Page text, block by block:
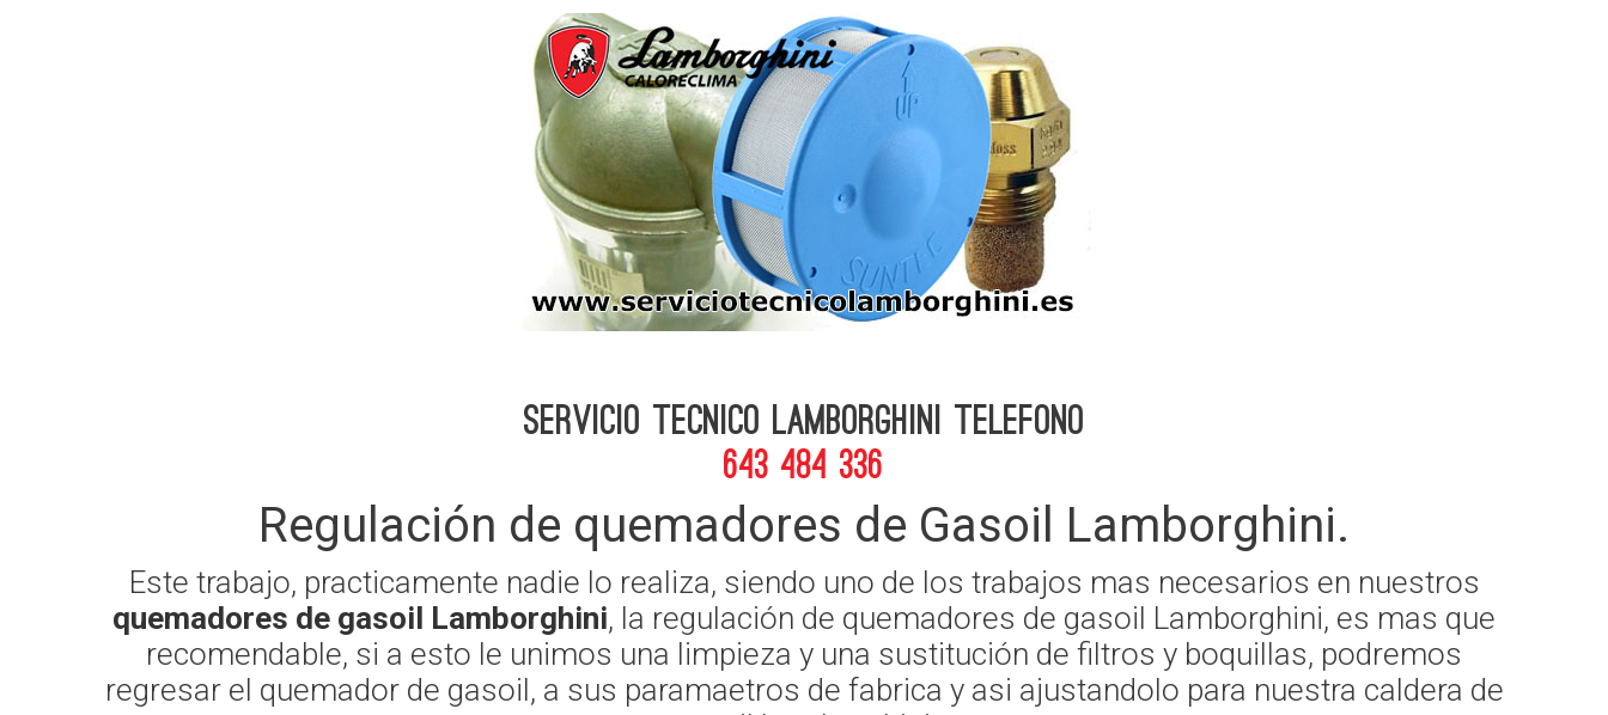
Servicio Tecnico Lamborghini telefono
643 484 336
Regulación de quemadores de Gasoil Lamborghini.
Este trabajo, practicamente nadie lo realiza, siendo uno de los trabajos mas necesarios en nuestros
quemadores de gasoil Lamborghini, la regulación de quemadores de gasoil Lamborghini, es mas que
recomendable, si a esto le unimos una limpieza y una sustitución de filtros y boquillas, podremos
regresar el quemador de gasoil, a sus paramaetros de fabrica y asi ajustandolo para nuestra caldera de